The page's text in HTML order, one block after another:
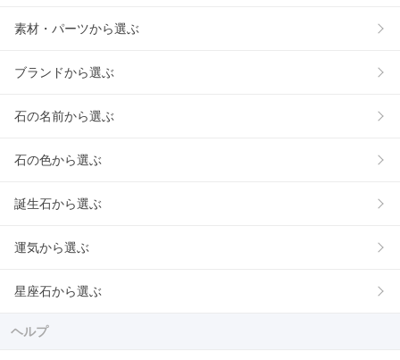
素材・パーツから選ぶ
ブランドから選ぶ
石の名前から選ぶ
石の色から選ぶ
誕生石から選ぶ
運気から選ぶ
星座石から選ぶ
ヘルプ